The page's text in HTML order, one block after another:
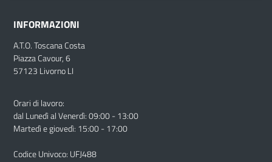
INFORMAZIONI
A.T.O. Toscana Costa
Piazza Cavour, 6
57123 Livorno LI
Orari di lavoro:
dal Lunedì al Venerdì: 09:00 - 13:00
Martedì e giovedì: 15:00 - 17:00
Codice Univoco: UFJ488